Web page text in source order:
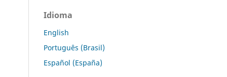
Idioma
English
Português (Brasil)
Español (España)